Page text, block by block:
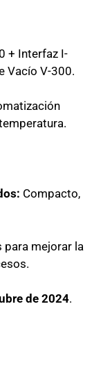
+ Interfaz I-
Vacío V-300.
Compacto,
mejorar la
de 2024.